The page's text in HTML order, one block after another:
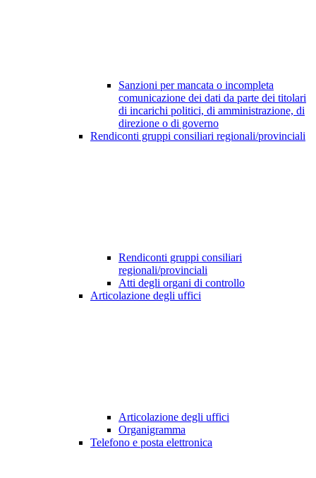
Sanzioni per mancata o incompleta
comunicazione dei dati da parte dei titolari
di incarichi politici, di amministrazione, di
direzione o di governo
Rendiconti gruppi consiliari regionali/provinciali
Rendiconti gruppi consiliari
regionali/provinciali
Atti degli organi di controllo
Articolazione degli uffici
Articolazione degli uffici
Organigramma
Telefono e posta elettronica